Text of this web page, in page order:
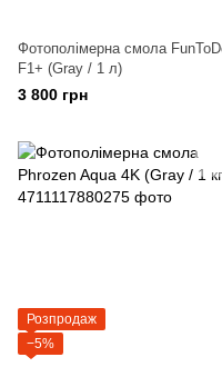
Фотополімерна смола
F1+ (Gray / 1 л)
3 800 грн
Розпродаж
−5%